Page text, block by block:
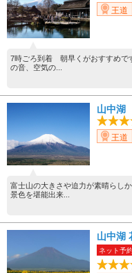
王道
7時ごろ到着 朝早くがおすすめで
の音、空気の...
山中湖
王道
富士山の大きさや迫力が素晴らし
景色を堪能出来...
山中湖
ネット予